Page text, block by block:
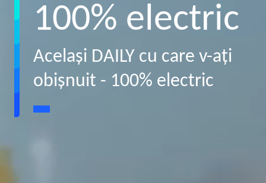
100% electric
Acelaşi DAILY cu care v-aţi
obişnuit - 100% electric